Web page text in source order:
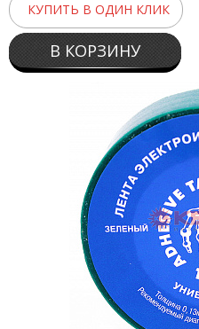
КУПИТЬ В ОДИН КЛИК
В КОРЗИНУ